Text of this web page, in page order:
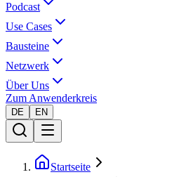
Podcast
Use Cases
Bausteine
Netzwerk
Über Uns
Zum Anwenderkreis
DE EN
Startseite